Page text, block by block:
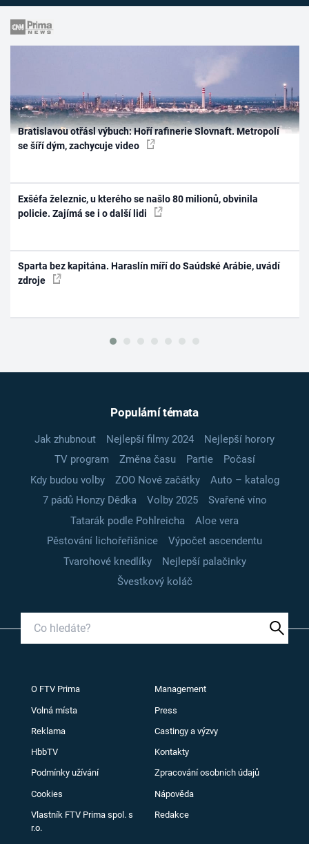
Bratislavou otřásl výbuch: Hoří rafinerie Slovnaft. Metropolí
se šíří dým, zachycuje video
Exšéfa železnic, u kterého se našlo 80 milionů, obvinila
policie. Zajímá se i o další lidi
Sparta bez kapitána. Haraslín míří do Saúdské Arábie, uvádí
zdroje
Populární témata
Jak zhubnout Nejlepší filmy 2024
Nejlepší horory
TV program
Změna času Partie
Počasí
Kdy budou volby
ZOO Nové začátky
Auto – katalog
7 pádů Honzy Dědka
Volby 2025
Svařené víno
Tatarák podle Pohlreicha
Aloe vera
Pěstování lichořeřišnice
Výpočet ascendentu
Tvarohové knedlíky
Nejlepší palačinky
Švestkový koláč
O FTV Prima Management
Volná místa Press
Reklama Castingy a výzvy
HbbTV Kontakty
Podmínky užívání Zpracování osobních údajů
Cookies Nápověda
Vlastník FTV Prima spol. s
r.o.
Redakce